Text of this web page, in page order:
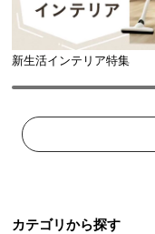
新生活インテリア特集
カテゴリから探す